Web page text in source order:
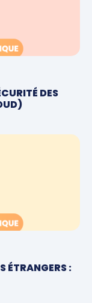
DES
ÉTRANGERS :